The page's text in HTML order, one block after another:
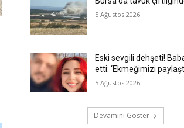
5 Ağustos 2026
Eski sevgili dehşeti!
etti: ‘Ekmeğimizi
5 Ağustos 2026
Devamını Göster